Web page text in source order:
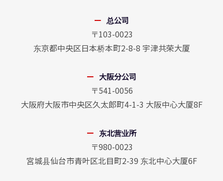
总公司
〒103-0023
东京都中央区日本桥本町2-8-8 宇津共荣大厦
大阪分公司
〒541-0056
大阪府大阪市中央区久太郎町4-1-3 大阪中心大厦8F
东北营业所
〒980-0023
宮城县仙台市青叶区北目町2-39 东北中心大厦6F